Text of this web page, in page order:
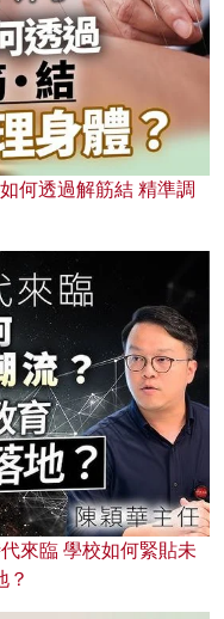
何透過解筋結 精準調
來臨 學校如何緊貼未
？